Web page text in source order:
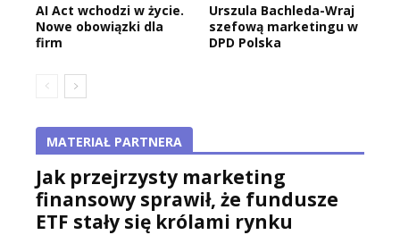
AI Act wchodzi w życie.
Nowe obowiązki dla
firm
Urszula Bachleda-Wraj
szefową marketingu w
DPD Polska
MATERIAŁ PARTNERA
Jak przejrzysty marketing
finansowy sprawił, że fundusze
ETF stały się królami rynku